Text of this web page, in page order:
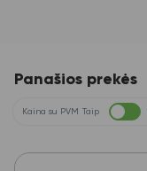
Panašios prekės
Kaina su PVM Taip